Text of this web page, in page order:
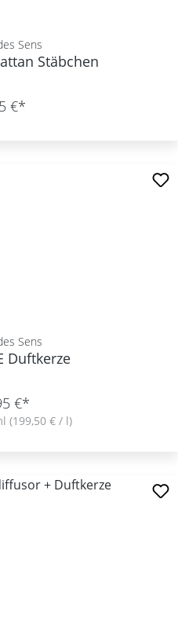
Sens
Stäbchen
€*
Sens
Duftkerze
€*
(199,50 € / l)